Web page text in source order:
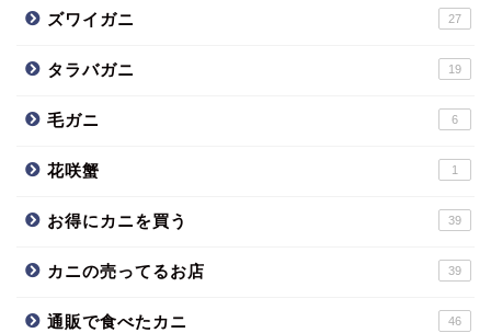
ズワイガニ 27
タラバガニ 19
毛ガニ 6
花咲蟹 1
お得にカニを買う 39
カニの売ってるお店 39
通販で食べたカニ 46